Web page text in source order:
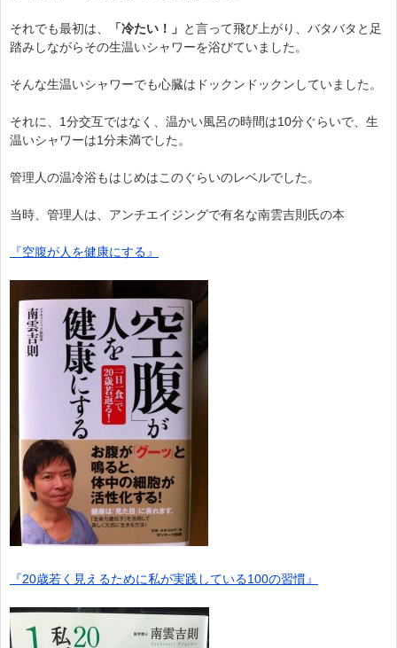
それでも最初は、 「冷たい！」 と言って飛び上がり、バタバタと足
踏みしながらその生温いシャワーを浴びていました。
そんな生温いシャワーでも心臓はドックンドックンしていました。
それに、1分交互ではなく、温かい風呂の時間は10分ぐらいで、生
温いシャワーは1分未満でした。
管理人の温冷浴もはじめはこのぐらいのレベルでした。
当時、管理人は、アンチエイジングで有名な南雲吉則氏の本
『空腹が人を健康にする』
『20歳若く見えるために私が実践している100の習慣』